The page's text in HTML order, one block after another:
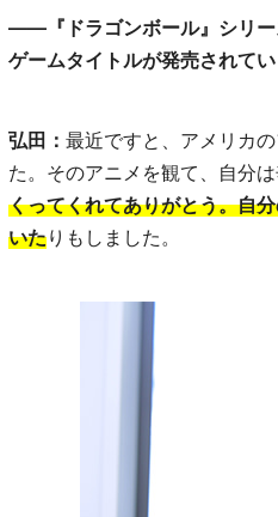
――『ドラゴンボール』シリー
ゲームタイトルが発売されて
弘田： 最近ですと、アメリカ
た。そのアニメを観て、自分
くってくれてありがとう。自
いたりもしました。